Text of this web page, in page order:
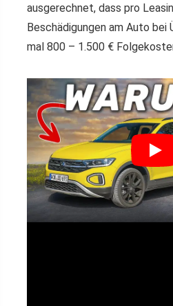
ausgerechnet, dass pro
Beschädigungen am Auto bei
mal 800 – 1.500 €